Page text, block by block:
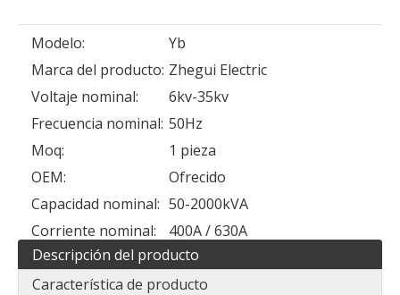
Modelo:
Yb
Marca del producto: Zhegui Electric
Voltaje nominal:
6kv-35kv
Frecuencia nominal: 50Hz
Moq:
1 pieza
OEM:
Ofrecido
Capacidad nominal: 50-2000kVA
Corriente nominal:
400A / 630A
Descripción del producto
Característica de producto